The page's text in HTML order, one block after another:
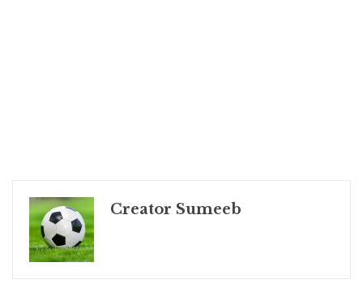
Creator Sumeeb